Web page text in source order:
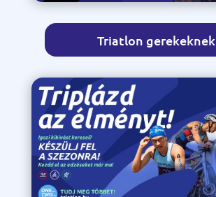
Triatlon gerekeknek